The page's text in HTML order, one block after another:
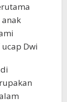
ucap Dwi